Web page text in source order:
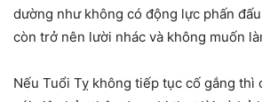
dường như không có động lực phấn
còn trở nên lười nhác và không muốn
Nếu Tuổi Tỵ không tiếp tục cố gắng thì